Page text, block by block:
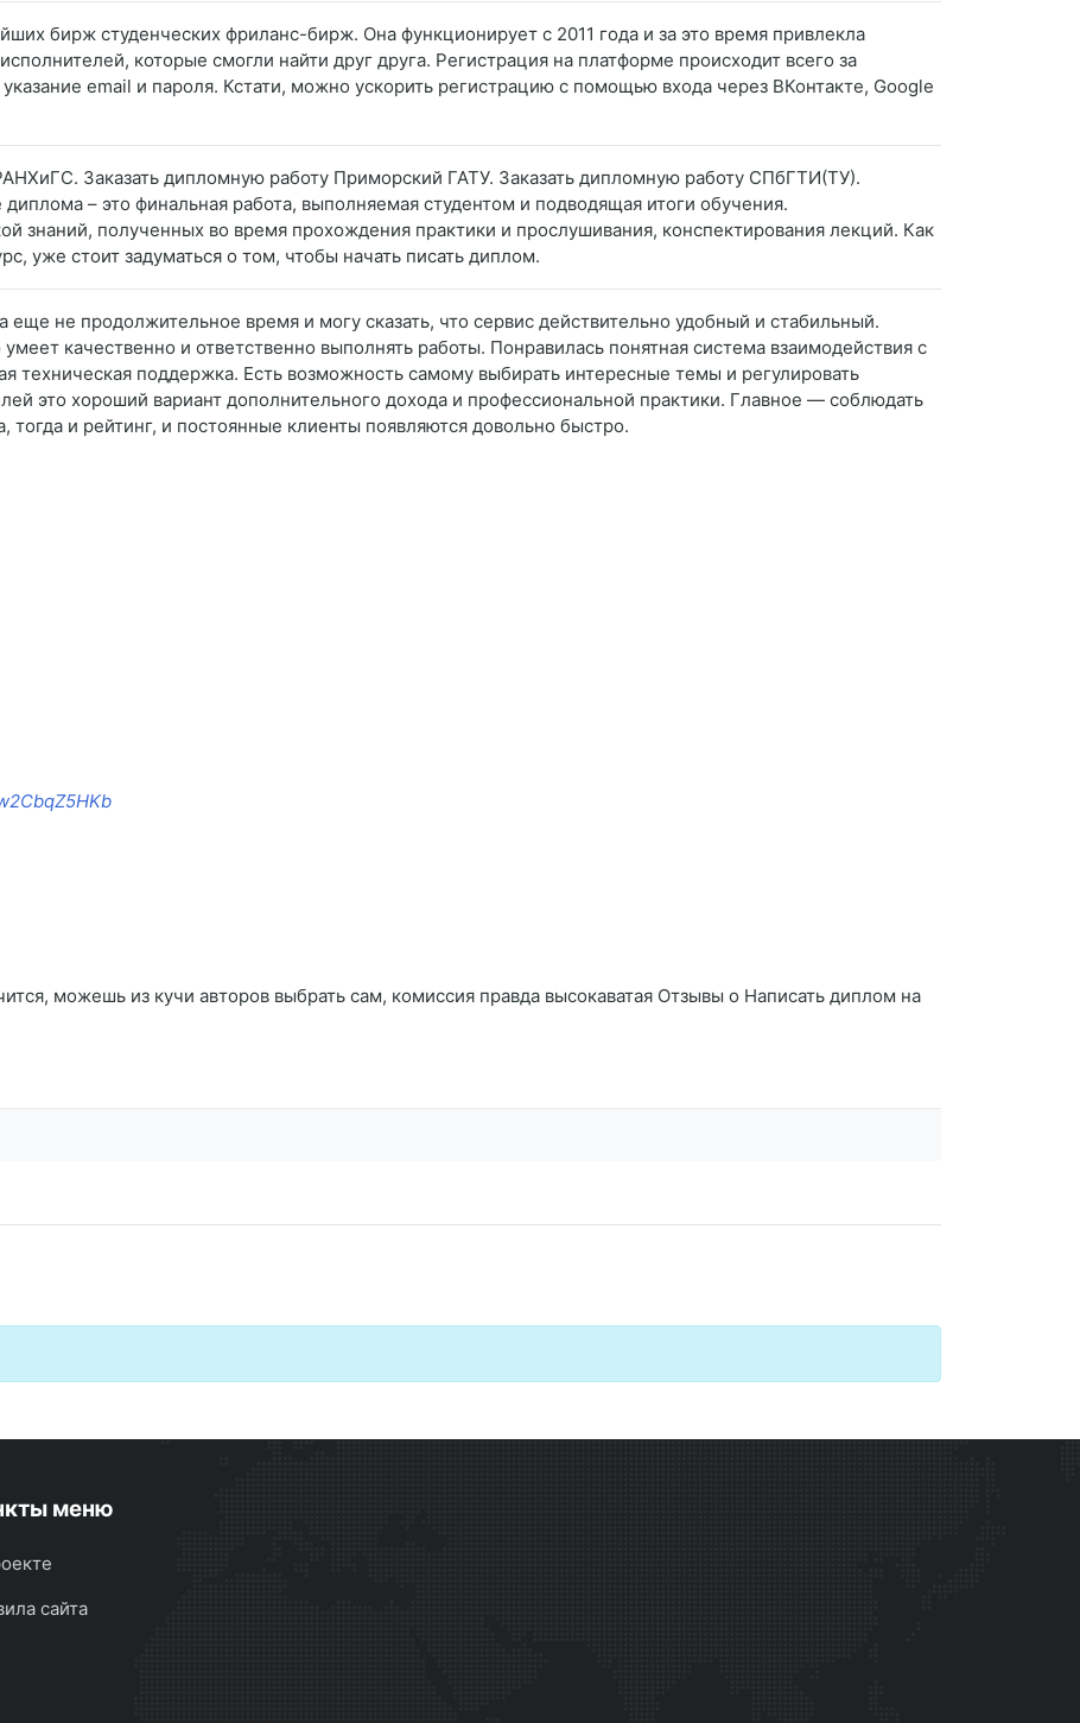
бирж студенческих фриланс-бирж. Она функционирует с 2011 года и за это время привлекла
которые смогли найти друг друга. Регистрация на платформе происходит всего за
email и пароля. Кстати, можно ускорить регистрацию с помощью входа через ВКонтакте, Google
Заказать дипломную работу Приморский ГАТУ. Заказать дипломную работу СПбГТИ(ТУ).
– это финальная работа, выполняемая студентом и подводящая итоги обучения.
знаний, полученных во время прохождения практики и прослушивания, конспектирования лекций. Как
уже стоит задуматься о том, чтобы начать писать диплом.
еще не продолжительное время и могу сказать, что сервис действительно удобный и стабильный.
качественно и ответственно выполнять работы. Понравилась понятная система взаимодействия с
техническая поддержка. Есть возможность самому выбирать интересные темы и регулировать
это хороший вариант дополнительного дохода и профессиональной практики. Главное — соблюдать
тогда и рейтинг, и постоянные клиенты появляются довольно быстро.
можешь из кучи авторов выбрать сам, комиссия правда высокаватая Отзывы о Написать диплом на
меню
сайта